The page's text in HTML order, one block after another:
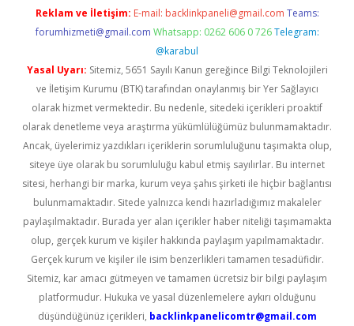
Reklam ve İletişim: E-mail: backlinkpaneli@gmail.com Teams:
forumhizmeti@gmail.com Whatsapp: 0262 606 0 726 Telegram:
@karabul
Yasal Uyarı: Sitemiz, 5651 Sayılı Kanun gereğince Bilgi Teknolojileri
ve İletişim Kurumu (BTK) tarafından onaylanmış bir Yer Sağlayıcı
olarak hizmet vermektedir. Bu nedenle, sitedeki içerikleri proaktif
olarak denetleme veya araştırma yükümlülüğümüz bulunmamaktadır.
Ancak, üyelerimiz yazdıkları içeriklerin sorumluluğunu taşımakta olup,
siteye üye olarak bu sorumluluğu kabul etmiş sayılırlar. Bu internet
sitesi, herhangi bir marka, kurum veya şahıs şirketi ile hiçbir bağlantısı
bulunmamaktadır. Sitede yalnızca kendi hazırladığımız makaleler
paylaşılmaktadır. Burada yer alan içerikler haber niteliği taşımamakta
olup, gerçek kurum ve kişiler hakkında paylaşım yapılmamaktadır.
Gerçek kurum ve kişiler ile isim benzerlikleri tamamen tesadüfidir.
Sitemiz, kar amacı gütmeyen ve tamamen ücretsiz bir bilgi paylaşım
platformudur. Hukuka ve yasal düzenlemelere aykırı olduğunu
düşündüğünüz içerikleri, backlinkpanelicomtr@gmail.com